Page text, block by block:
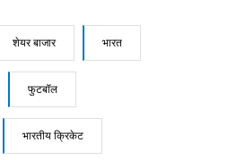
शेयर बाजार भारत
फुटबॉल
भारतीय क्रिकेट